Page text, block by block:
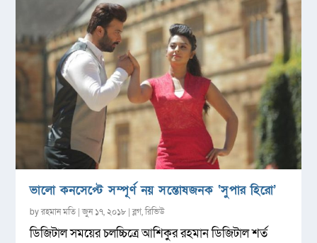
ভালো কনসেপ্টে সম্পূর্ণ নয় সন্তোষজনক ‘সুপার হিরো’
byরহমান মতি |জুন ১৭, ২০১৮ |ব্লগ,রিভিউ
ডিজিটাল সময়ের চলচ্চিত্রে আশিকুর রহমান ডিজিটাল শর্ত